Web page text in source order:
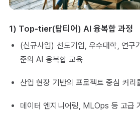
1) Top-tier(탑티어) AI 융복합 과정
(신규사업) 선도기업, 우수대학, 연구
준의 AI 융복합 교육
산업 현장 기반의 프로젝트 중심 커리
데이터 엔지니어링, MLOps 등 고급